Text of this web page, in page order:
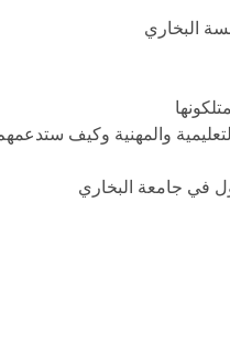
والمهنية وكيف